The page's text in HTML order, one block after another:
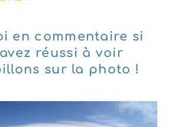
en commentaire si
réussi à voir
sur la photo !